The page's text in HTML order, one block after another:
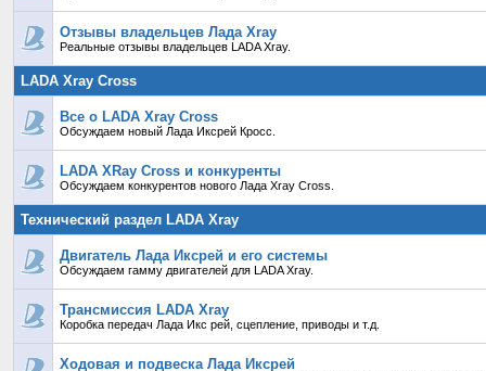
Отзывы владельцев Лада Xray
Реальные отзывы владельцев LADA Xray.
LADA Xray Cross
Все о LADA Xray Cross
Обсуждаем новый Лада Иксрей Кросс.
LADA XRay Cross и конкуренты
Обсуждаем конкурентов нового Лада Xray Cross.
Технический раздел LADA Xray
Двигатель Лада Иксрей и его системы
Обсуждаем гамму двигателей для LADA Xray.
Трансмиссия LADA Xray
Коробка передач Лада Икс рей, сцепление, приводы и т.д.
Ходовая и подвеска Лада Иксрей